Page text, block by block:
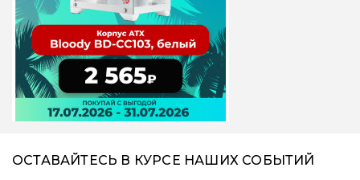
ОСТАВАЙТЕСЬ В КУРСЕ НАШИХ СОБЫТИЙ